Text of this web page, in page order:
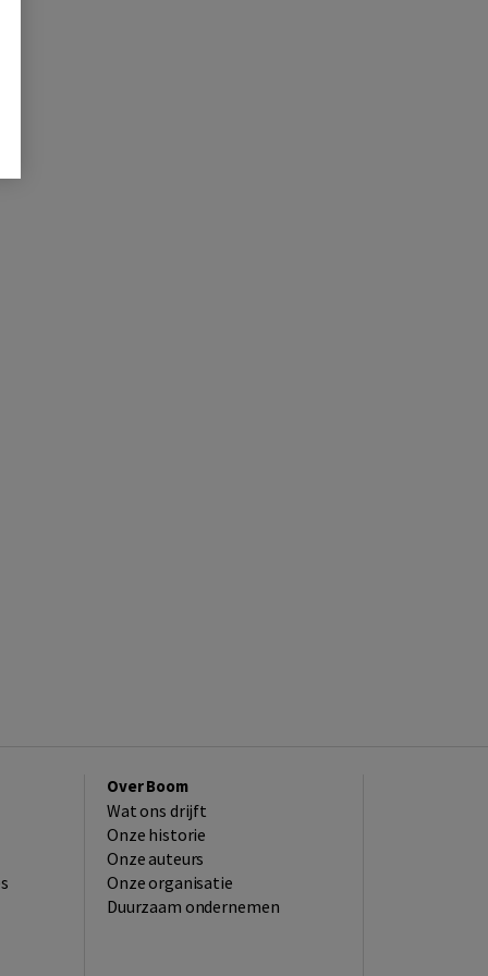
Over Boom
Wat ons drijft
Onze historie
Onze auteurs
Onze organisatie
Duurzaam ondernemen